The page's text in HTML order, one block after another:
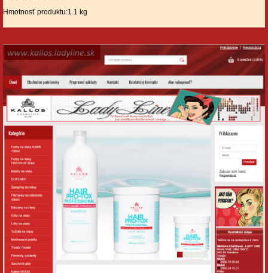
Hmotnosť produktu:1.1 kg